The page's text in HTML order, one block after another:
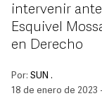
intervenir
Esquivel
en Derecho
Por: SUN .
18 de enero de 2023